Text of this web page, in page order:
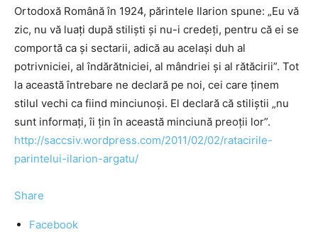
Ortodoxă Română în 1924, părintele Ilarion spune: „Eu vă
zic, nu vă luaţi după stilişti şi nu-i credeţi, pentru că ei se
comportă ca şi sectarii, adică au acelaşi duh al
potrivniciei, al îndărătniciei, al mândriei şi al rătăcirii”. Tot
la această întrebare ne declară pe noi, cei care ţinem
stilul vechi ca fiind minciunoşi. El declară că stiliştii „nu
sunt informaţi, îi ţin în această minciună preoţii lor”.
http://saccsiv.wordpress.com/2011/02/02/ratacirile-
parintelui-ilarion-argatu/
Share
Facebook